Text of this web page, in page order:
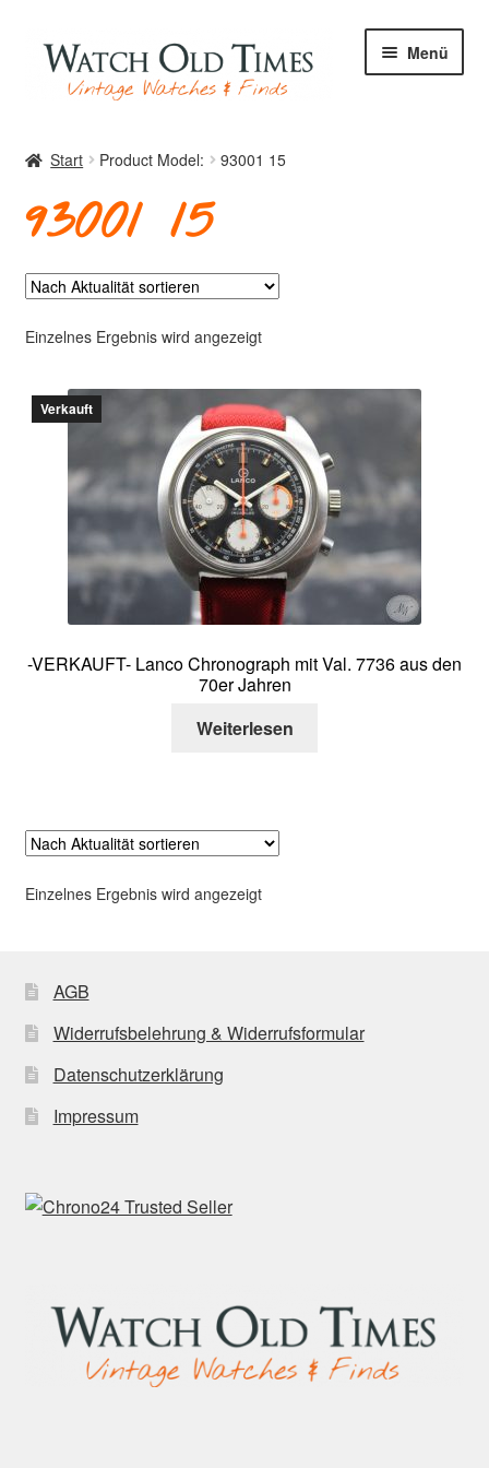
Zur
Navigation
springen
Zum
Inhalt
springen
Menü
Uhren
Archiv
Über mich
Kontakt
Start Product Model: 93001 15
93001 15
Einzelnes Ergebnis wird angezeigt
Verkauft
-VERKAUFT- Lanco Chronograph mit Val. 7736 aus den
70er Jahren
Weiterlesen
Einzelnes Ergebnis wird angezeigt
AGB
Widerrufsbelehrung & Widerrufsformular
Datenschutzerklärung
Impressum